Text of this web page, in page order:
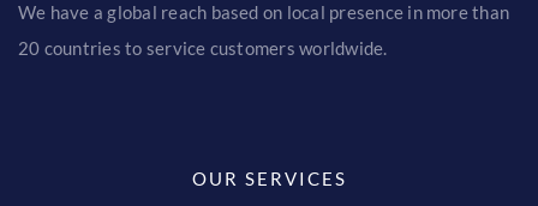
We have a global reach based on local presence in more than
20 countries to service customers worldwide.
OUR SERVICES